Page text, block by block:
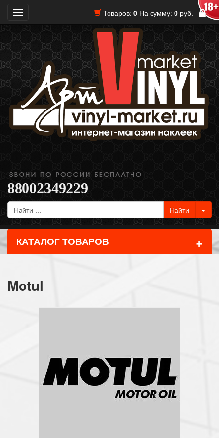
Товаров: 0 На сумму: 0 руб.
Toggle
navigation
88002349229
КАТАЛОГ ТОВАРОВ +
Motul